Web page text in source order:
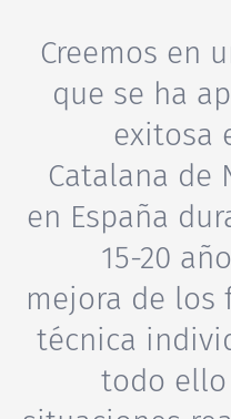
Creemos en
que se ha
exitosa
Catalana de
en España
15-20
mejora de los
técnica
todo